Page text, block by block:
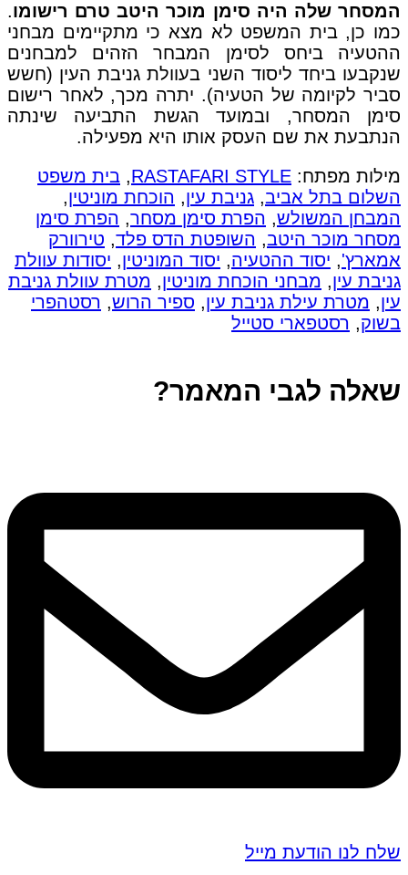
המסחר שלה היה סימן מוכר היטב טרם רישומו.
כמו כן, בית המשפט לא מצא כי מתקיימים מבחני
ההטעיה ביחס לסימן המבחר הזהים למבחנים
שנקבעו ביחד ליסוד השני בעוולת גניבת העין (חשש
סביר לקיומה של הטעיה). יתרה מכך, לאחר רישום
סימן המסחר, ובמועד הגשת התביעה שינתה
הנתבעת את שם העסק אותו היא מפעילה.
מילות מפתח: RASTAFARI STYLE
, בית משפט
השלום בתל אביב, גניבת עין, הוכחת מוניטין,
המבחן המשולש, הפרת סימן מסחר, הפרת סימן
מסחר מוכר היטב, השופטת הדס פלד, טירוורק
אמארץ', יסוד ההטעיה, יסוד המוניטין, יסודות עוולת
גניבת עין, מבחני הוכחת מוניטין, מטרת עוולת גניבת
עין, מטרת עילת גניבת עין, ספיר הרוש, רסטהפרי
בשוק, רסטפארי סטייל
שאלה לגבי המאמר?
שלח לנו הודעת מייל